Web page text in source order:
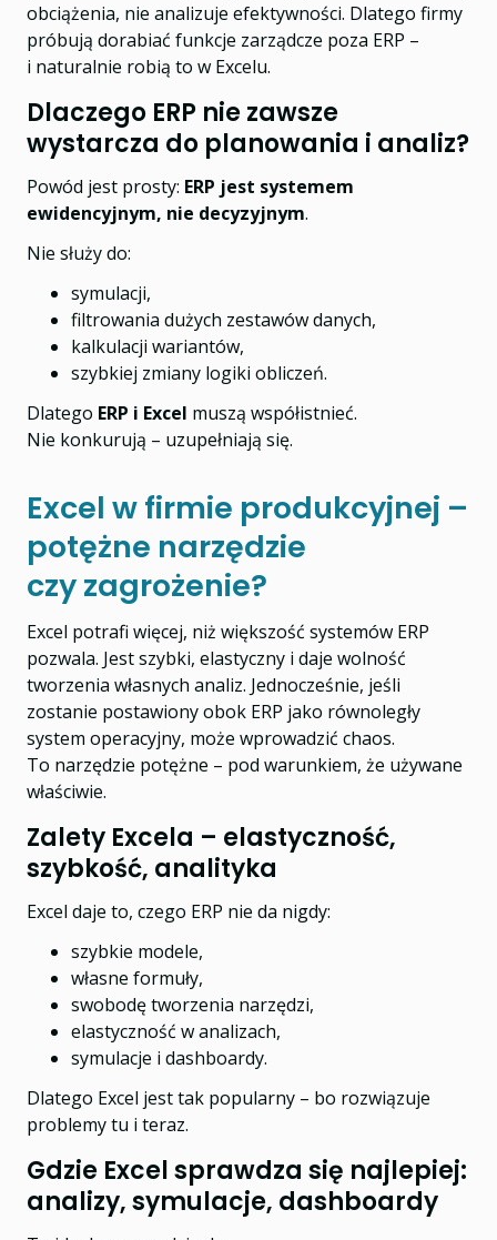
obciążenia, nie analizuje efektywności. Dlatego firmy
próbują dorabiać funkcje zarządcze poza ERP –
i naturalnie robią to w Excelu.
Dlaczego ERP nie zawsze
wystarcza do planowania i analiz?
Powód jest prosty: ERP jest systemem
ewidencyjnym, nie decyzyjnym.
Nie służy do:
symulacji,
filtrowania dużych zestawów danych,
kalkulacji wariantów,
szybkiej zmiany logiki obliczeń.
Dlatego ERP i Excel muszą współistnieć.
Nie konkurują – uzupełniają się.
Excel w firmie produkcyjnej –
potężne narzędzie
czy zagrożenie?
Excel potrafi więcej, niż większość systemów ERP
pozwala. Jest szybki, elastyczny i daje wolność
tworzenia własnych analiz. Jednocześnie, jeśli
zostanie postawiony obok ERP jako równoległy
system operacyjny, może wprowadzić chaos.
To narzędzie potężne – pod warunkiem, że używane
właściwie.
Zalety Excela – elastyczność,
szybkość, analityka
Excel daje to, czego ERP nie da nigdy:
szybkie modele,
własne formuły,
swobodę tworzenia narzędzi,
elastyczność w analizach,
symulacje i dashboardy.
Dlatego Excel jest tak popularny – bo rozwiązuje
problemy tu i teraz.
Gdzie Excel sprawdza się najlepiej:
analizy, symulacje, dashboardy